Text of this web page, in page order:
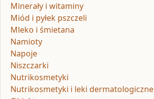
Minerały i witaminy
Miód i pyłek pszczeli
Mleko i śmietana
Namioty
Napoje
Niszczarki
Nutrikosmetyki
Nutrikosmetyki i leki dermatologiczne